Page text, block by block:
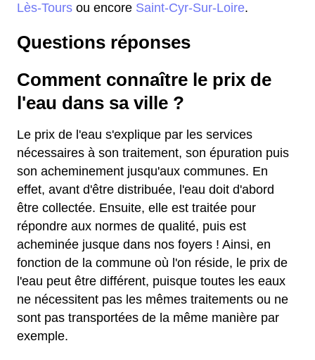
Lès-Tours ou encore Saint-Cyr-Sur-Loire.
Questions réponses
Comment connaître le prix de
l'eau dans sa ville ?
Le prix de l'eau s'explique par les services
nécessaires à son traitement, son épuration puis
son acheminement jusqu'aux communes. En
effet, avant d'être distribuée, l'eau doit d'abord
être collectée. Ensuite, elle est traitée pour
répondre aux normes de qualité, puis est
acheminée jusque dans nos foyers ! Ainsi, en
fonction de la commune où l'on réside, le prix de
l'eau peut être différent, puisque toutes les eaux
ne nécessitent pas les mêmes traitements ou ne
sont pas transportées de la même manière par
exemple.